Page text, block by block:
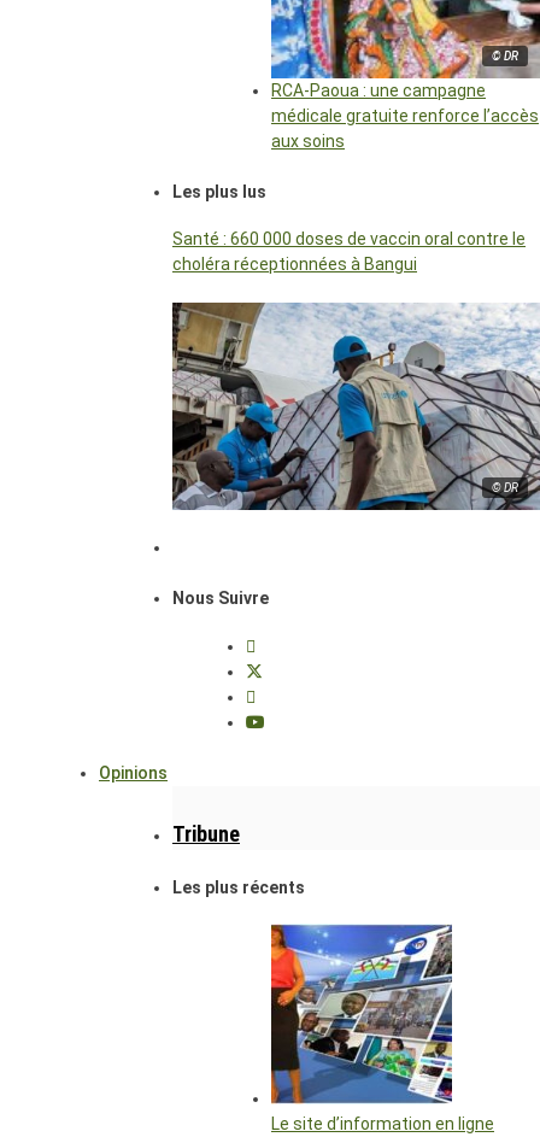
© DR
RCA-Paoua : une campagne
médicale gratuite renforce l’accès
aux soins
Les plus lus
Santé : 660 000 doses de vaccin oral contre le
choléra réceptionnées à Bangui
© DR
Nous Suivre
Opinions
Tribune
Les plus récents
Le site d’information en ligne